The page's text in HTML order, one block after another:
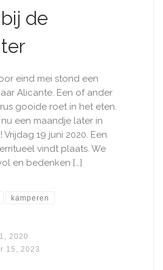
de
eind mei stond een
Alicante. Een of ander
gooide roet in het eten.
een maandje later in
19 juni 2020. Een
vindt plaats. We
en bedenken […]
kamperen
2020
15, 2023